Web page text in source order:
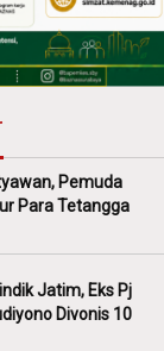
Pemuda
Para Tetangga
Jatim, Eks Pj
Divonis 10